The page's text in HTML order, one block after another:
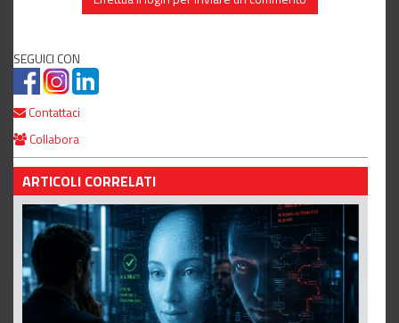
SEGUICI CON
Contattaci
Collabora
ARTICOLI CORRELATI